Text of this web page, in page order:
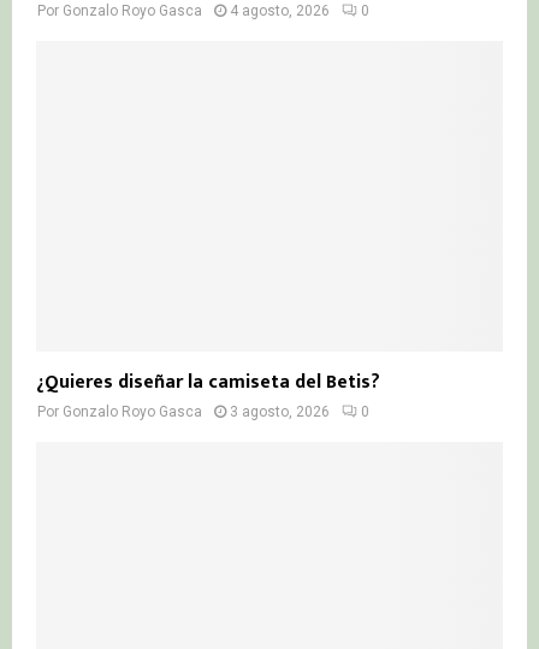
Por Gonzalo Royo Gasca 4 agosto, 2026 0
¿Quieres diseñar la camiseta del Betis?
Por Gonzalo Royo Gasca 3 agosto, 2026 0